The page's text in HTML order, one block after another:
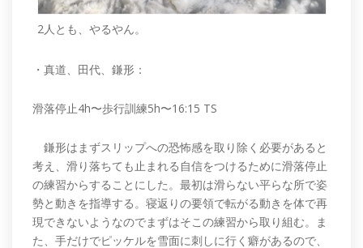
2人とも、やるやん。
・真道、田代、鎌形：
滑落停止4h〜歩行訓練5h〜16:15 TS
鎌形はまずスリップへの恐怖感を取り除く必要があると
考え、滑り落ちても止まれる自信をつけるために滑落停止
の練習からすることにした。最初は滑らない平らな所で姿
勢と動きを指導する。寝返りの要領で転がる動きを体で再
現できないようなのでまずはそこの練習から取り組む。ま
た、手だけでピッケルを雪面に刺しに行く癖があるので、